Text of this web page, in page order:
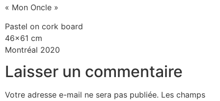
« Mon Oncle »
Pastel on cork board
46×61 cm
Montréal 2020
Laisser un commentaire
Votre adresse e-mail ne sera pas publiée. Les champs